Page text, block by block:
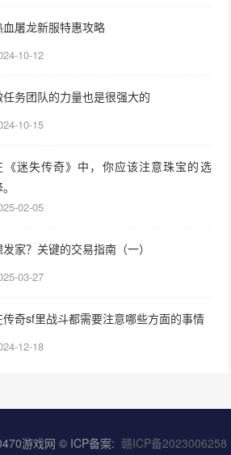
血屠龙新服特惠攻略
10-12
任务团队的力量也是很强大的
10-15
《迷失传奇》中，你应该注意珠宝的选
02-05
发家？关键的交易指南（一）
03-27
传奇sf里战斗都需要注意哪些方面的事情
12-18
游戏网 © ICP备案: 赣ICP备2023006258